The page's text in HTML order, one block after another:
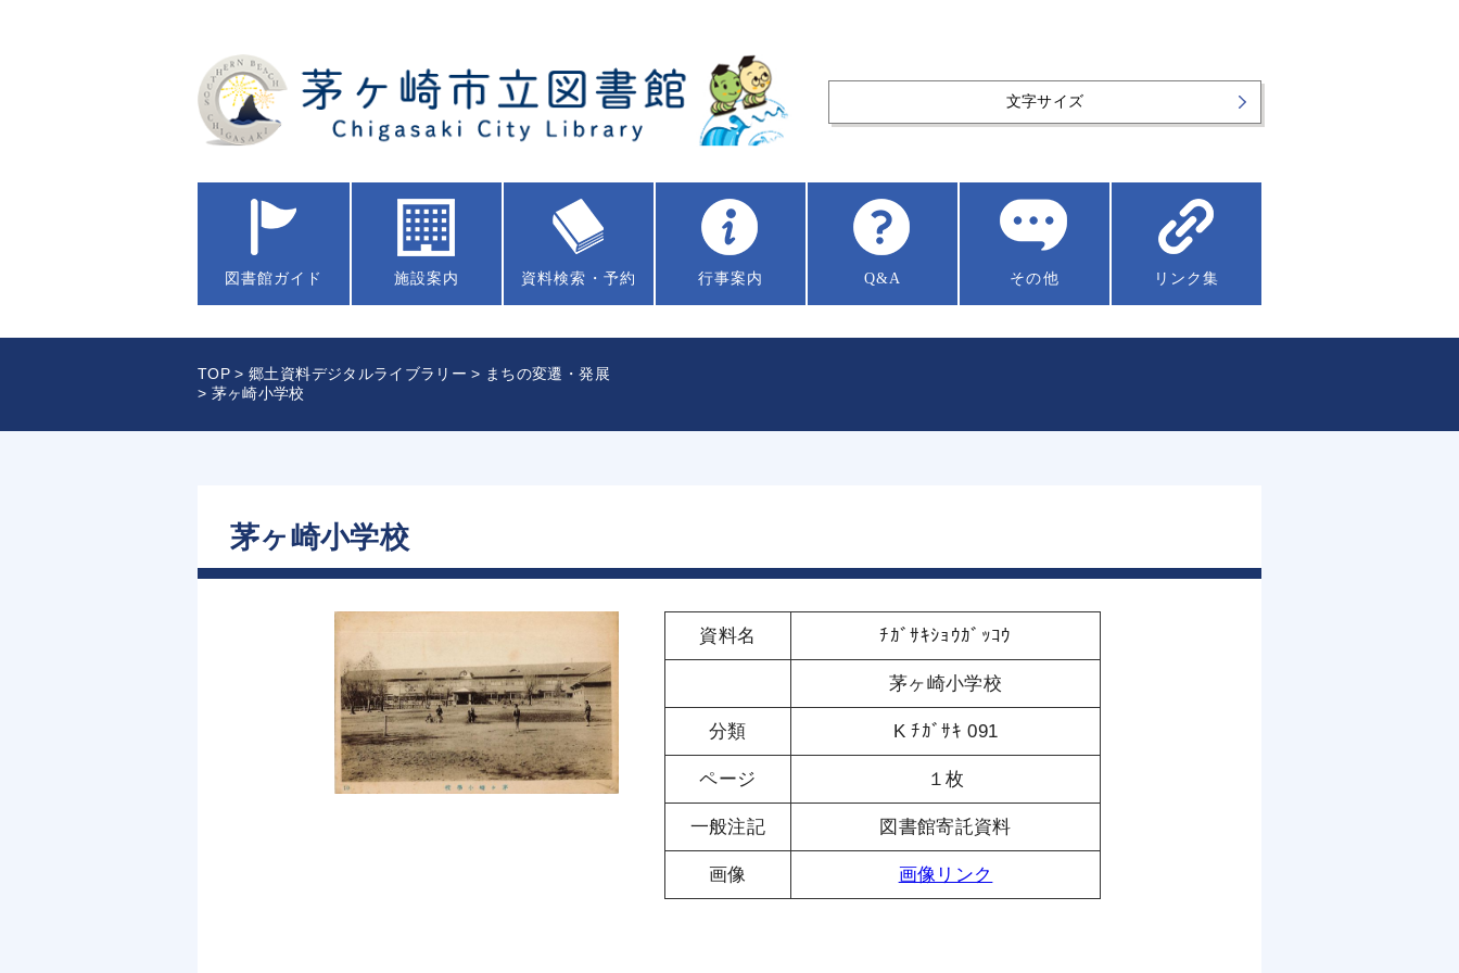
文字サイズ
図書館ガイド 施設案内 資料検索・予約 行事案内 Q&A その他 リンク集
TOP >郷土資料デジタルライブラリー > まちの変遷・発展
> 茅ヶ崎小学校
茅ヶ崎小学校
資料名 ﾁｶﾞｻｷｼｮｳｶﾞｯｺｳ
茅ヶ崎小学校
分類 K ﾁｶﾞｻｷ 091
ページ １枚
一般注記 図書館寄託資料
画像 画像リンク